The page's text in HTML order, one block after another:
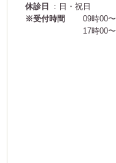
休診日
：日・祝日
※受付時間
09時00
17時00